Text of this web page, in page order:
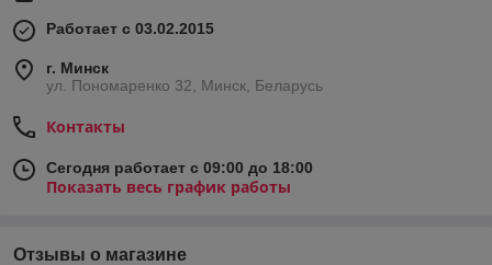
Работает с 03.02.2015
г. Минск
ул. Пономаренко 32, Минск, Беларусь
Контакты
Сегодня работает с 09:00 до 18:00
Показать весь график работы
Отзывы о магазине